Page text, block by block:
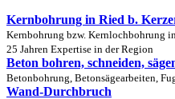
Kernbohrung in Ried b.
Kernbohrung bzw. Kernlochbohrung
25 Jahren Expertise in der Region
Beton bohren, schneiden,
Betonbohrung, Betonsägearbeiten,
Wand-Durchbruch